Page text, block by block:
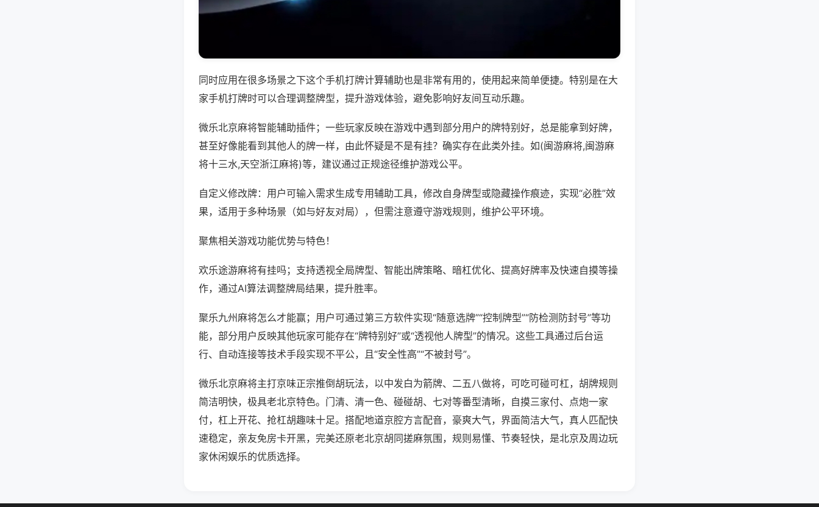
同时应用在很多场景之下这个手机打牌计算辅助也是非常有用的，使用起来简单便捷。特别是在大
家手机打牌时可以合理调整牌型，提升游戏体验，避免影响好友间互动乐趣。
微乐北京麻将智能辅助插件；一些玩家反映在游戏中遇到部分用户的牌特别好，总是能拿到好牌，
甚至好像能看到其他人的牌一样，由此怀疑是不是有挂？确实存在此类外挂。如(闽游麻将,闽游麻
将十三水,天空浙江麻将)等，建议通过正规途径维护游戏公平。
自定义修改牌：用户可输入需求生成专用辅助工具，修改自身牌型或隐藏操作痕迹，实现“必胜”效
果，适用于多种场景（如与好友对局），但需注意遵守游戏规则，维护公平环境。
聚焦相关游戏功能优势与特色！
欢乐途游麻将有挂吗；支持透视全局牌型、智能出牌策略、暗杠优化、提高好牌率及快速自摸等操
作，通过AI算法调整牌局结果，提升胜率。
聚乐九州麻将怎么才能赢；用户可通过第三方软件实现“随意选牌”“控制牌型”“防检测防封号”等功
能，部分用户反映其他玩家可能存在“牌特别好”或“透视他人牌型”的情况。这些工具通过后台运
行、自动连接等技术手段实现不平公，且“安全性高”“不被封号”。
微乐北京麻将主打京味正宗推倒胡玩法，以中发白为箭牌、二五八做将，可吃可碰可杠，胡牌规则
简洁明快，极具老北京特色。门清、清一色、碰碰胡、七对等番型清晰，自摸三家付、点炮一家
付，杠上开花、抢杠胡趣味十足。搭配地道京腔方言配音，豪爽大气，界面简洁大气，真人匹配快
速稳定，亲友免房卡开黑，完美还原老北京胡同搓麻氛围，规则易懂、节奏轻快，是北京及周边玩
家休闲娱乐的优质选择。